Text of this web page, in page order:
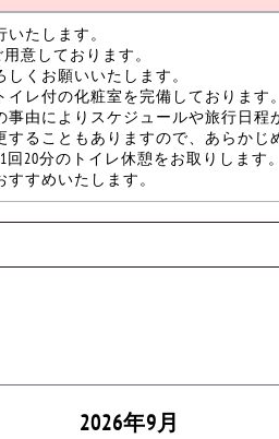
たします。
意しております。
くお願いいたします。
レ付の化粧室を完備しております。
由によりスケジュールや旅行日程
ることもありますので、あらかじ
20分のトイレ休憩をお取りします。
すめいたします。
2026年9月